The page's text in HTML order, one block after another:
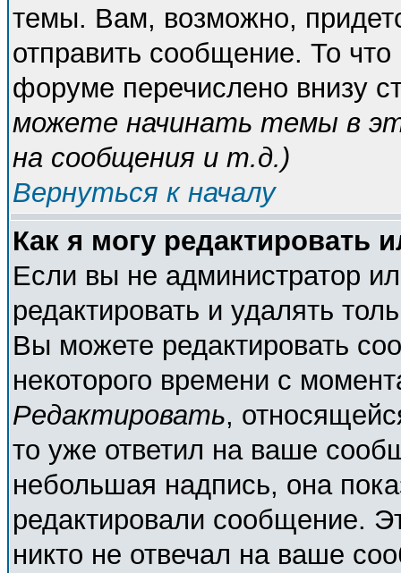
темы. Вам, возможно,
отправить сообщение. То
форуме перечислено внизу
можете начинать темы в
на сообщения и т.д.)
Вернуться к началу
Как я могу редактировать
Если вы не администратор
редактировать и удалять
Вы можете редактировать
некоторого времени с
Редактировать,
то уже ответил на ваше
небольшая надпись, она
редактировали сообщение.
никто не отвечал на ваше